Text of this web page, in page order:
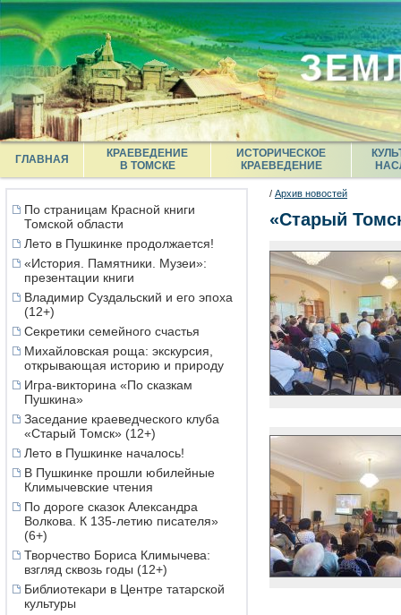
ГЛАВНАЯ
КРАЕВЕДЕНИЕ
В ТОМСКЕ
ИСТОРИЧЕСКОЕ
КРАЕВЕДЕНИЕ
По страницам Красной книги
Томской области
Лето в Пушкинке продолжается!
«История. Памятники. Музеи»:
презентации книги
Владимир Суздальский и его эпоха
(12+)
Секретики семейного счастья
Михайловская роща: экскурсия,
открывающая историю и природу
Игра-викторина «По сказкам
Пушкина»
Заседание краеведческого клуба
«Старый Томск» (12+)
Лето в Пушкинке началось!
В Пушкинке прошли юбилейные
Климычевские чтения
По дороге сказок Александра
Волкова. К 135-летию писателя»
(6+)
Творчество Бориса Климычева:
взгляд сквозь годы (12+)
Библиотекари в Центре татарской
культуры
/ Архив новостей
«Старый